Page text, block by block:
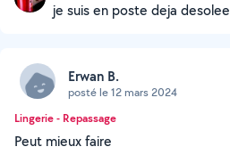
je suis en poste deja desolee
Erwan B.
posté le 12 mars 2024
Lingerie - Repassage
Peut mieux faire